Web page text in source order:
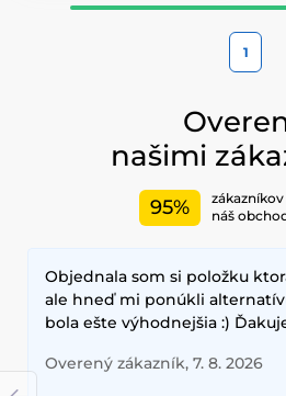
1
našimi
95%
náš
Objednala som si položku
ale hneď mi ponúkli
bola ešte výhodnejšia :)
Overený zákazník, 7. 8. 2026